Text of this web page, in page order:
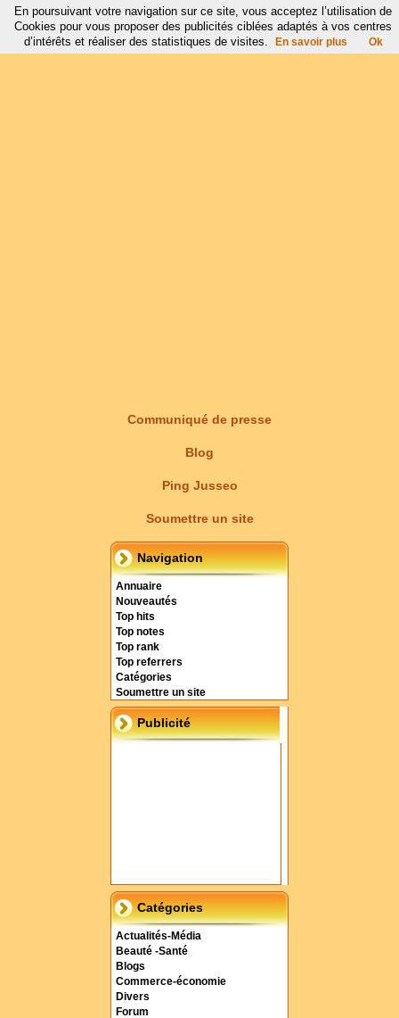
Communiqué de presse
Blog
Ping Jusseo
Soumettre un site
Navigation
Annuaire
Nouveautés
Top hits
Top notes
Top rank
Top referrers
Catégories
Soumettre un site
Publicité
Catégories
Actualités-Média
Beauté -Santé
Blogs
Commerce-économie
Divers
Forum
En poursuivant votre navigation sur ce site, vous acceptez l’utilisation de
Cookies pour vous proposer des publicités ciblées adaptés à vos centres
d’intérêts et réaliser des statistiques de visites.
En savoir plus Ok